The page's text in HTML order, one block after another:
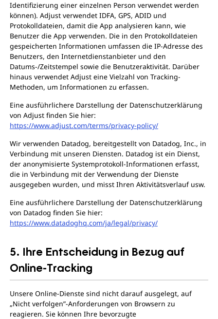
Identifizierung einer einzelnen Person verwendet werden
können). Adjust verwendet IDFA, GPS, ADID und
Protokolldateien, damit die App analysieren kann, wie
Benutzer die App verwenden. Die in den Protokolldateien
gespeicherten Informationen umfassen die IP-Adresse des
Benutzers, den Internetdienstanbieter und den
Datums-/Zeitstempel sowie die Benutzeraktivität. Darüber
hinaus verwendet Adjust eine Vielzahl von Tracking-
Methoden, um Informationen zu erfassen.
Eine ausführlichere Darstellung der Datenschutzerklärung
von Adjust finden Sie hier:
https://www.adjust.com/terms/privacy-policy/
Wir verwenden Datadog, bereitgestellt von Datadog, Inc., in
Verbindung mit unseren Diensten. Datadog ist ein Dienst,
der anonymisierte Systemprotokoll-Informationen erfasst,
die in Verbindung mit der Verwendung der Dienste
ausgegeben wurden, und misst Ihren Aktivitätsverlauf usw.
Eine ausführlichere Darstellung der Datenschutzerklärung
von Datadog finden Sie hier:
https://www.datadoghq.com/ja/legal/privacy/
5. Ihre Entscheidung in Bezug auf
Online-Tracking
Unsere Online-Dienste sind nicht darauf ausgelegt, auf
„Nicht verfolgen”-Anforderungen von Browsern zu
reagieren. Sie können Ihre bevorzugte